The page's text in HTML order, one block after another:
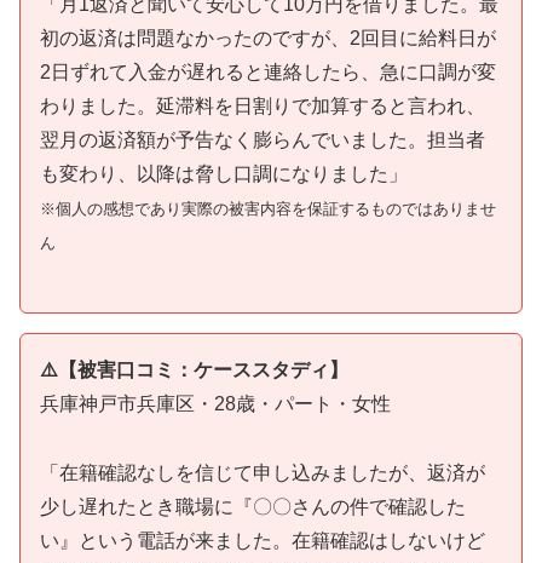
初の返済は問題なかったのですが、2回目に給料日が
2日ずれて入金が遅れると連絡したら、急に口調が変
わりました。延滞料を日割りで加算すると言われ、
翌月の返済額が予告なく膨らんでいました。担当者
も変わり、以降は脅し口調になりました」
※個人の感想であり実際の被害内容を保証するものではありませ
ん
⚠️【被害口コミ：ケーススタディ】
兵庫神戸市兵庫区・28歳・パート・女性
「在籍確認なしを信じて申し込みましたが、返済が
少し遅れたとき職場に『〇〇さんの件で確認した
い』という電話が来ました。在籍確認はしないけど